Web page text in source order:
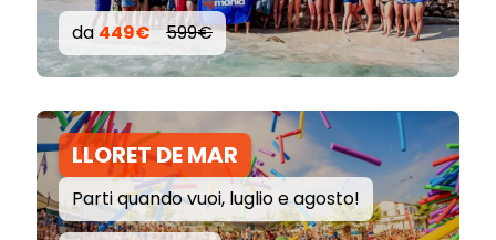
da449€ 599€
LLORET DE MAR
Parti quando vuoi, luglio e agosto!